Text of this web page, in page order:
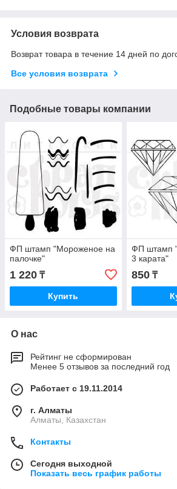
Условия возврата
Возврат товара в течение 14 дней по
Все условия возврата
Подобные товары компании
ФП штамп "Мороженое на
палочке"
1 220 ₸
Купить
ФП штамп
3 карата"
850₸
О нас
Рейтинг не сформирован
Менее 5 отзывов за последний год
Работает с 19.11.2014
г. Алматы
Алматы, Казахстан
Контакты
Сегодня выходной
Показать весь график работы